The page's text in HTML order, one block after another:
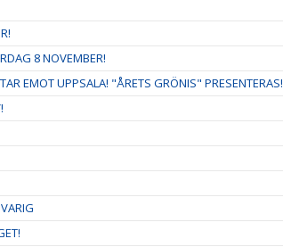
8 NOVEMBER!
EMOT UPPSALA! "ÅRETS GRÖNIS" PRESENTERAS!